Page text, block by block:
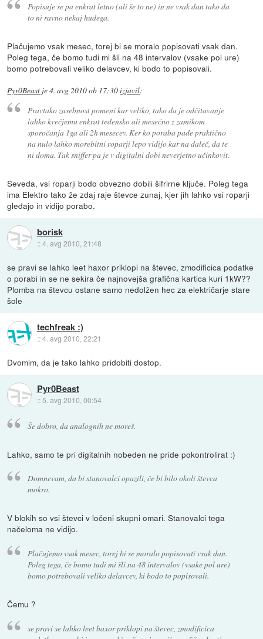
Popisuje se pa enkrat letno (ali še to ne) in ne vsak dan tako da
to ni ravno nekaj hudega.
Plačujemo vsak mesec, torej bi se moralo popisovati vsak dan.
Poleg tega, če bomo tudi mi šli na 48 intervalov (vsake pol ure)
bomo potrebovali veliko delavcev, ki bodo to popisovali.
Pyr0Beast je4. avg 2010 ob 17:30izjavil:
Pravtako zasebnost pomeni kar veliko, tako da je odčitavanje
lahko kvečjemu enkrat tedensko ali mesečno z zamikom
sporočanja 1ga ali 2h mesecev. Ker ko poraba pade praktično
na nulo lahko morebitni roparji lepo vidijo kar na daleč, da te
ni doma. Tak sniffer pa je v digitalni dobi neverjetno učinkovit.
Seveda, vsi roparji bodo obvezno dobili šifrirne ključe. Poleg tega
ima Elektro tako že zdaj raje števce zunaj, kjer jih lahko vsi roparji
gledajo in vidijo porabo.
borisk
::4. avg 2010, 21:48
se pravi se lahko leet haxor priklopi na števec, zmodificica podatke
o porabi in se ne sekira če najnovejša grafična kartica kuri 1kW??
Plomba na števcu ostane samo nedolžen hec za električarje stare
šole
techfreak :)
::4. avg 2010, 22:21
Dvomim, da je tako lahko pridobiti dostop.
Pyr0Beast
:: 5. avg 2010, 00:54
Še dobro, da analognih ne moreš.
Lahko, samo te pri digitalnih nobeden ne pride pokontrolirat :)
Domnevam, da bi stanovalci opazili, če bi bilo okoli števca
mokro.
V blokih so vsi števci v ločeni skupni omari. Stanovalci tega
načeloma ne vidijo.
Plačujemo vsak mesec, torej bi se moralo popisovati vsak dan.
Poleg tega, če bomo tudi mi šli na 48 intervalov (vsake pol ure)
bomo potrebovali veliko delavcev, ki bodo to popisovali.
Čemu ?
se pravi se lahko leet haxor priklopi na števec, zmodificica